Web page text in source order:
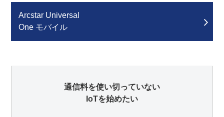
Arcstar Universal
One モバイル
通信料を使い切っていない
IoTを始めたい